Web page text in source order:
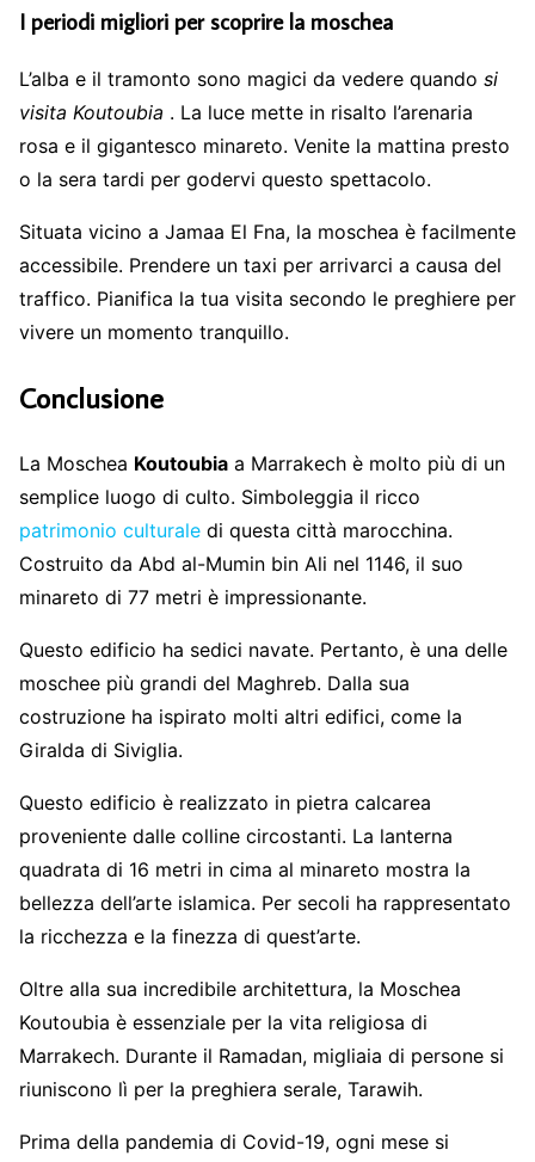
I periodi migliori per scoprire la moschea
L’alba e il tramonto sono magici da vedere quando si
visita Koutoubia . La luce mette in risalto l’arenaria
rosa e il gigantesco minareto. Venite la mattina presto
o la sera tardi per godervi questo spettacolo.
Situata vicino a Jamaa El Fna, la moschea è facilmente
accessibile. Prendere un taxi per arrivarci a causa del
traffico. Pianifica la tua visita secondo le preghiere per
vivere un momento tranquillo.
Conclusione
La Moschea Koutoubia a Marrakech è molto più di un
semplice luogo di culto. Simboleggia il ricco
patrimonio culturale di questa città marocchina.
Costruito da Abd al-Mumin bin Ali nel 1146, il suo
minareto di 77 metri è impressionante.
Questo edificio ha sedici navate. Pertanto, è una delle
moschee più grandi del Maghreb. Dalla sua
costruzione ha ispirato molti altri edifici, come la
Giralda di Siviglia.
Questo edificio è realizzato in pietra calcarea
proveniente dalle colline circostanti. La lanterna
quadrata di 16 metri in cima al minareto mostra la
bellezza dell’arte islamica. Per secoli ha rappresentato
la ricchezza e la finezza di quest’arte.
Oltre alla sua incredibile architettura, la Moschea
Koutoubia è essenziale per la vita religiosa di
Marrakech. Durante il Ramadan, migliaia di persone si
riuniscono lì per la preghiera serale, Tarawih.
Prima della pandemia di Covid-19, ogni mese si